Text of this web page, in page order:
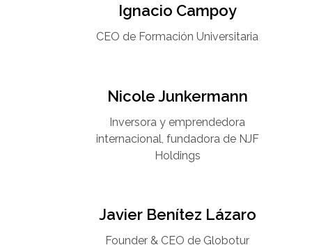
Ignacio Campoy​
CEO de Formación Universitaria​
Nicole Junkermann​
Inversora y emprendedora
internacional, fundadora de NJF
Holdings
Javier Benítez Lázaro
Founder & CEO de Globotur​